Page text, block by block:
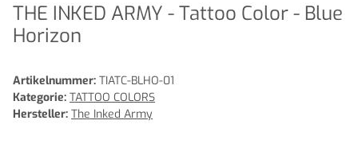
THE INKED ARMY - Tattoo Color - Blue
Horizon
Artikelnummer: TIATC-BLHO-01
Kategorie: TATTOO COLORS
Hersteller: The Inked Army